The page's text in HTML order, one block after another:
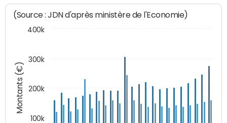
Montants (€)
(Source : JDN d'après ministère de l'Economie)
100k
200k
300k
400k